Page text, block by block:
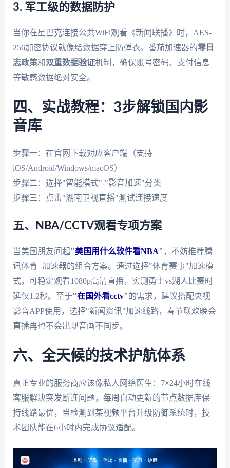
3. 军工级的数据防护
当你在星巴克连接公共WiFi观看《新闻联播》时，AES-
256加密协议就像给数据穿上防弹衣。番茄加速器的零日
志政策和双重数据验证机制，确保账号密码、支付信息
等敏感数据绝对安全。
四、实战教程：3步解锁国内影
音库
步骤一：在官网下载对应客户端（支持
iOS/Android/Windows/macOS）
步骤二：选择"智能模式"-"影音加速"分类
步骤三：点击"湖南卫视直播"测试连接速度
五、NBA/CCTV观看专项方案
当美国朋友问起"美国用什么软件看NBA" ，不妨推荐腾
讯体育+加速器的组合方案。通过选择"体育赛事"加速模
式，可稳定观看1080p高清直播，实测勇士vs湖人比赛时
延仅1.2秒。至于"在国外看cctv"的需求，建议搭配央视
影音APP使用，选择"新闻资讯"加速线路，春节联欢晚会
直播再也不会出现音画不同步。
六、全天候的技术护航体系
真正专业的服务商应该像私人网络医生：7×24小时在线
客服解决突发断连问题，每周自动更新的节点数据库保
持线路最优，当检测到某视频平台升级防御系统时，技
术团队能在6小时内完成协议适配。